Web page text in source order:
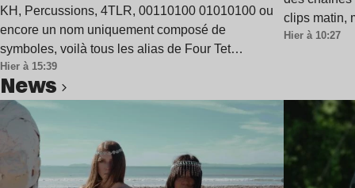
single
KH, Percussions, 4TLR, 00110100 01010100 ou
encore un nom uniquement composé de
symboles, voilà tous les alias de Four Tet…
Hier à 15:39
clips matin,
Hier à 10:27
news
Lire l’article